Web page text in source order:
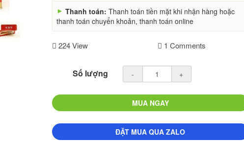
► Thanh toán:Thanh toán tiền mặt khi nhận hàng hoặc
thanh toán chuyển khoản, thanh toán online
224 View 1 Comments
Số lượng - +
MUA NGAY
ĐẶT MUA QUA ZALO